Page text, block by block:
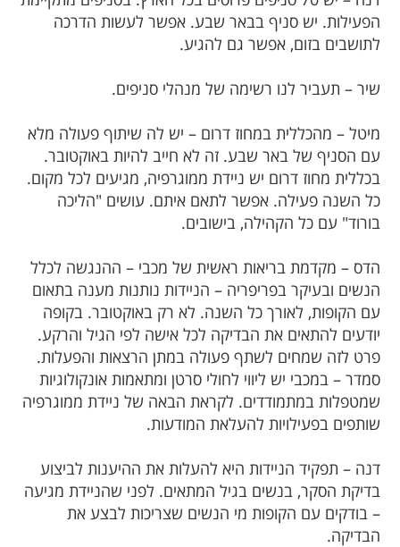
הפעילות. יש סניף בבאר שבע. אפשר לעשות הדרכה
לתושבים בזום, אפשר גם להגיע.
שיר – תעביר לנו רשימה של מנהלי סניפים.
מיטל – מהכללית במחוז דרום – יש לה שיתוף פעולה מלא
עם הסניף של באר שבע. זה לא חייב להיות באוקטובר.
בכללית מחוז דרום יש ניידת ממוגרפיה, מגיעים לכל מקום.
כל השנה פעילה. אפשר לתאם איתם. עושים "הליכה
בורוד" עם כל הקהילה, בישובים.
הדס – מקדמת בריאות ראשית של מכבי – ההנגשה לכלל
הנשים ובעיקר בפריפריה – הניידות נותנות מענה בתאום
עם הקופות, לאורך כל השנה. לא רק באוקטובר. בקופה
יודעים להתאים את הבדיקה לכל אישה לפי הגיל והרקע.
פרט לזה שמחים לשתף פעולה במתן הרצאות והפעלות.
סמדר – במכבי יש ליווי לחולי סרטן ומתאמות אונקולוגיות
שמטפלות במתמודדים. לקראת הבאה של ניידת ממוגרפיה
שותפים בפעילויות להעלאת המודעות.
דנה – תפקיד הניידות היא להעלות את ההיענות לביצוע
בדיקת הסקר, בנשים בגיל המתאים. לפני שהניידת מגיעה
– בודקים עם הקופות מי הנשים שצריכות לבצע את
הבדיקה.